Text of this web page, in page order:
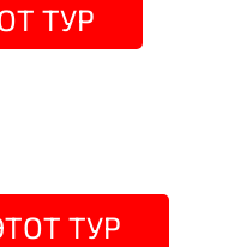
ТУР
ТУР